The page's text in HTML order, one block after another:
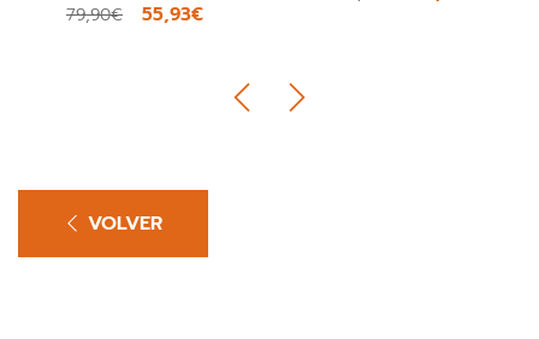
79,90€ 55,93€
VOLVER